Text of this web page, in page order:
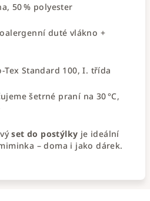
50 % polyester
duté vlákno +
Tex Standard 100, I. třída
šetrné praní na 30 °C,
set do postýlky je ideální
– doma i jako dárek.